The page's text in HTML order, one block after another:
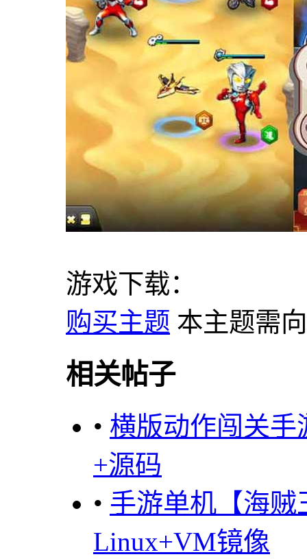
游戏下载：
购买主题 本主题需
相关帖子
• 横版动作闯关手
+源码
• 手游单机【海
Linux+VM镜像